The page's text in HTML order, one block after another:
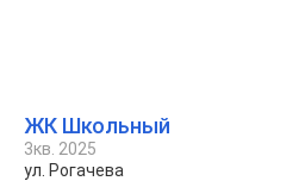
ЖК Школьный
3кв. 2025
ул. Рогачева